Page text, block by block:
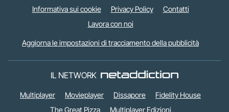
Informativa sui cookie Privacy Policy
Contatti
Lavora con noi
Aggiorna le impostazioni di tracciamento della pubblicità
IL NETWORK
Multiplayer Movieplayer Dissapore
Fidelity House
The Great Pizza
Multiplayer Edizioni